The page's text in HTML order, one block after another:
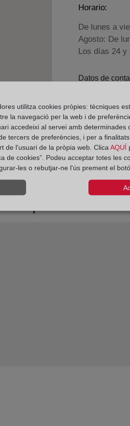
Horario:
De lunes a
Agosto: De
Los días 24 y
Datos de
Datos del
M.ª Paz
Delegado de
hipotecario
utilitza cookies pròpies: tècniques
la navegació per la web i de
accedeixi al servei amb determinades
tercers de preferències, i per a
de l'usuari de la pròpia web. Clica AQUÍ
de cookies”. Podeu acceptar totes les
les o rebutjar-ne l'ús prement el botó